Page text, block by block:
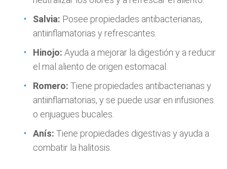
Salvia: Posee propiedades antibacterianas,
antiinflamatorias y refrescantes.
Hinojo: Ayuda a mejorar la digestión y a reducir
el mal aliento de origen estomacal.
Romero: Tiene propiedades antibacterianas y
antiinflamatorias, y se puede usar en infusiones
o enjuagues bucales.
Anís: Tiene propiedades digestivas y ayuda a
combatir la halitosis.